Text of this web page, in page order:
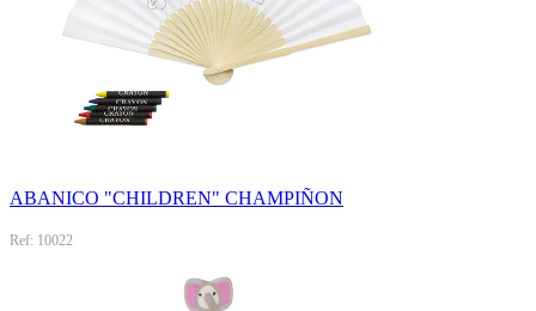
ABANICO "CHILDREN" CHAMPIÑON
Ref: 10022